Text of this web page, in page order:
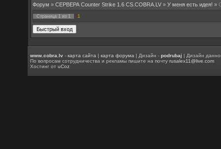
Форум » СЕРВЕРА Counter Strike 1.6 CS.COBRA.LV » У меня есть идея! »
Страница 1 из 1 1
www.cobra.lv -карта сайта |карта форума | Дизайн -podrubaj | Дизайн
По вопросам сотрудничества и рекламы пишите на почтуrusalex11@live.com
Хостинг отuCoz